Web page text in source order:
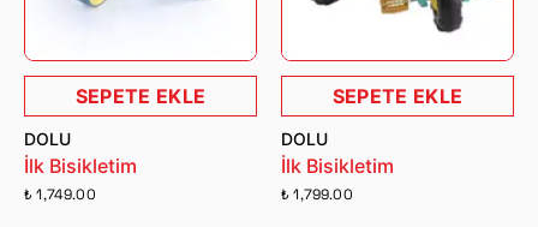
SEPETE EKLE
DOLU
İlk Bisikletim
₺ 1,749.00
SEPETE EKLE
DOLU
İlk Bisikletim
₺ 1,799.00